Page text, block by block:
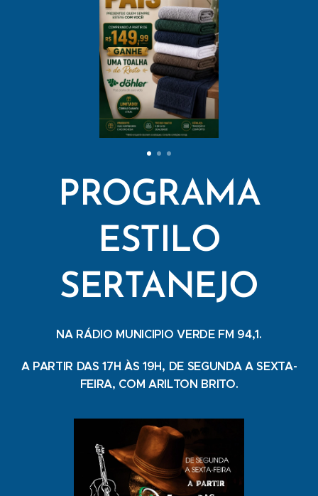
PROGRAMA
ESTILO
SERTANEJO
NA RÁDIO MUNICIPIO VERDE FM 94,1.
A PARTIR DAS 17H ÀS 19H, DE SEGUNDA A SEXTA-
FEIRA, COM ARILTON BRITO.